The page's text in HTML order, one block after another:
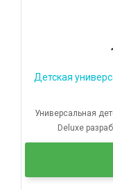
Детская
Универсальная
Deluxe